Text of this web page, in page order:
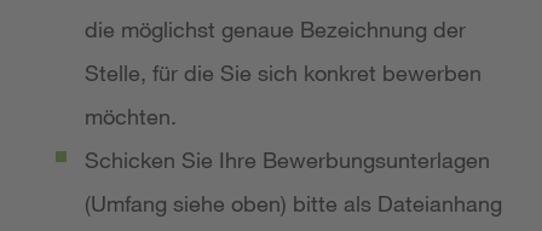
die möglichst genaue Bezeichnung der
Stelle, für die Sie sich konkret bewerben
möchten.
Schicken Sie Ihre Bewerbungsunterlagen
(Umfang siehe oben) bitte als Dateianhang